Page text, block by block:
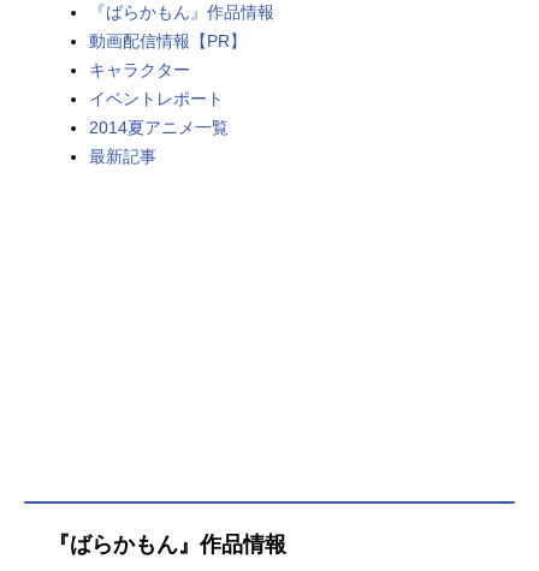
男性声優/女性声優一覧
『ばらかもん』作品情報
動画配信情報【PR】
キャラクター
イベントレポート
2014夏アニメ一覧
最新記事
『ばらかもん』作品情報